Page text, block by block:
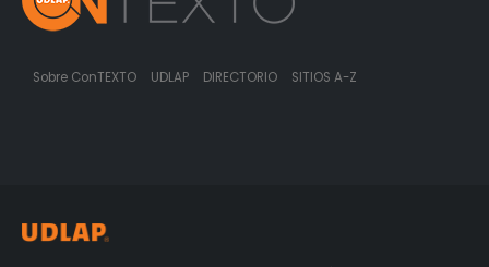
Sobre ConTEXTO UDLAP DIRECTORIO SITIOS A-Z